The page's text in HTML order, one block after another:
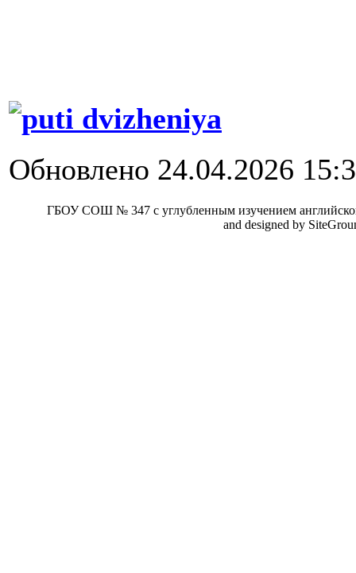
Обновлено 24.04.2026
ГБОУ СОШ № 347 с углубленным изучением
and designed by